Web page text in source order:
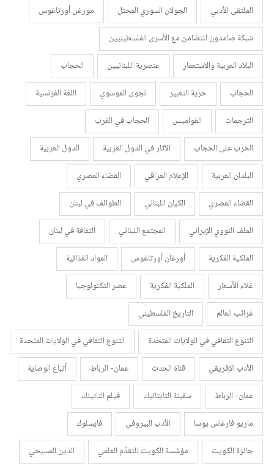
الملتقى الأدبي
الجولان السوري المحتل
مورغن أورتاغوس
شبكة صامدون للتضامن مع الأسرى الفلسطينيين
البلاد العربية والاستعمار
عنصرية اللبنانيين
الحجاب
الحجاب
حرية التعبير نجوى الموسوي
اللغة الفرنسية
الترجمات
القواميس
الحجاب في الغرب
الحرب على الحجاب
الآثار في الدول العربية
الدول العربية
البلدان العربية
الإعلام العراقي
القضاء المصري
القضاء المصري
الكيان اللبناني
الطوائف في لبنان
الملف النووي الإيراني
المجتمع اللبناني
الثقافة في لبنان
الملكية الفكرية
أورغان أورتاغوس
المواد الغذائية
غلاء الأسعار
الملكية الفكرية
عصر التكنولوجيا
غرائب العالم
التاريخ الفلسطيني
التنوع الثقافي في الولايات المتحدة
التنوع الثقافي في الولايات المتحدة
الأدب الإفريقي
قناة الحدث عمان- الرباط
أتباع الوصاية
عمان- الرباط
سفينة التايتانيك
فيلم التاتينك
ماريو فارغاس يوسا
الأدب البيروفي
فايسلوك
جائزة الكويت
مؤسّسة الكويت للتقدّم العلمي
الدين المسيحي